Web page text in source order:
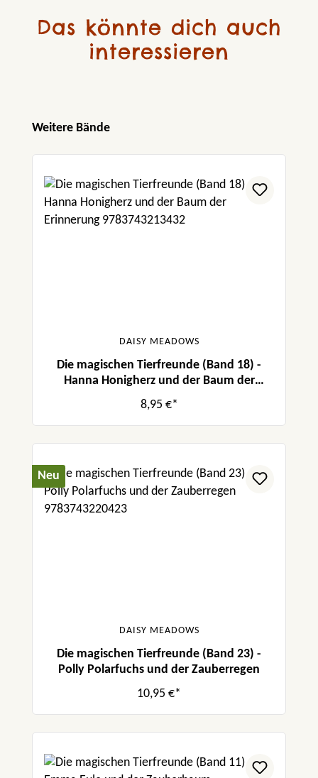
Das könnte dich auch
interessieren
Produktgalerie überspringen
Weitere Bände
DAISY MEADOWS
Die magischen Tierfreunde (Band 18) -
Hanna Honigherz und der Baum der
Erinnerung
8,95 €*
Neu
DAISY MEADOWS
Die magischen Tierfreunde (Band 23) -
Polly Polarfuchs und der Zauberregen
10,95 €*